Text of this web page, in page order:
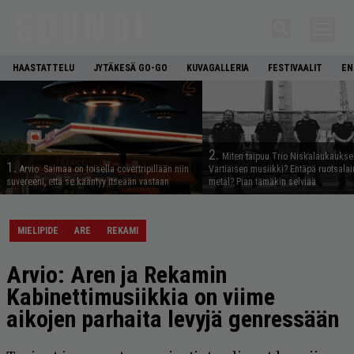
HAASTATTELU JYTÄKESÄ GO-GO KUVAGALLERIA FESTIVAALIT
1. Arvio: Saimaa on toisella covertripillään niin
suvereeni, että se kääntyy itseään vastaan
2. Miten taipuu Trio
Vartiaisen musiikki? Entäpä
metal? Pian tämäkin selviää
MIELIPIDE ARE REKAMI
Arvio: Aren ja Rekamin
Kabinettimusiikkia on viime
aikojen parhaita levyjä genressään